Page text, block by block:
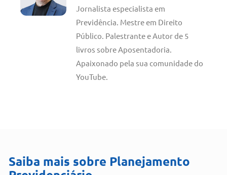
Jornalista especialista em
Previdência. Mestre em Direito
Público. Palestrante e Autor de 5
livros sobre Aposentadoria.
Apaixonado pela sua comunidade do
YouTube.
Saiba mais sobre Planejamento